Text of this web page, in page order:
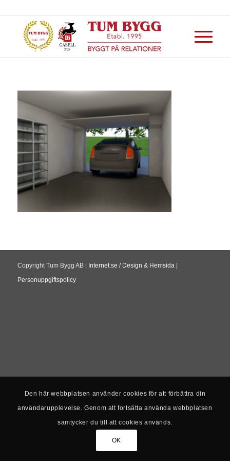
Copyright Tum Bygg AB | Internet.se / Design & Hemsida|
Personuppgiftspolicy
Den här webbplatsen använder cookies för att förbättra din
användarupplevelse. Genom att fortsätta använda webbplatsen
samtycker du till att cookies används.
OK